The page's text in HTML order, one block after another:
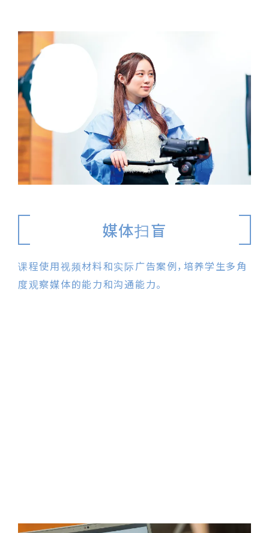
媒体扫盲
课程使用视频材料和实际广告案例，培养学生多角
度观察媒体的能力和沟通能力。